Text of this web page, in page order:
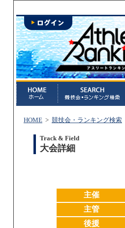
HOME > 競技会・ランキング検索
Track & Field
大会詳細
主催
主管
後援